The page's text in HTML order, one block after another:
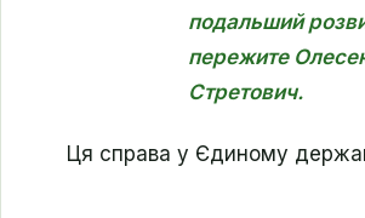
подальший
пережите
Стретович.
Ця справа у Єдиному